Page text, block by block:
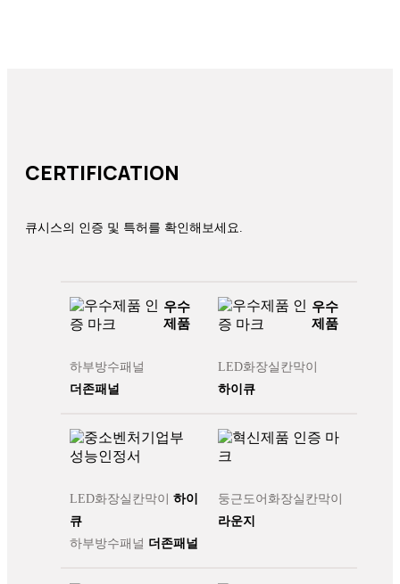
CERTIFICATION
큐시스의 인증 및 특허를 확인해보세요.
우수
제품
하부방수패널
더존패널
우수
제품
LED화장실칸막이
하이큐
LED화장실칸막이 하이
큐
하부방수패널 더존패널
둥근도어화장실칸막이
라운지